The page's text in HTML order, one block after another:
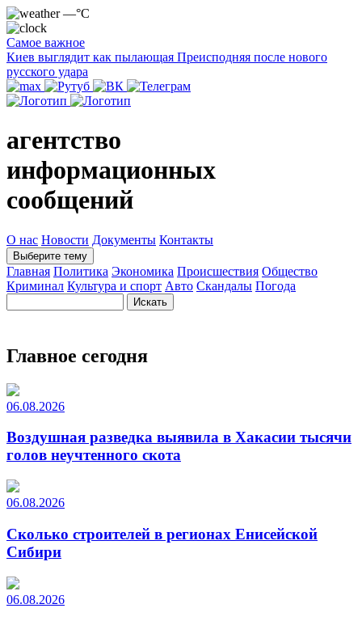
—°C
Самое важное
Киев выглядит как пылающая Преисподняя после нового
русского удара
агентство
информационных
сообщений
О нас Новости Документы Контакты
Выберите тему
Главная Политика Экономика Происшествия Общество
Криминал Культура и спорт Авто Скандалы Погода
Главное сегодня
06.08.2026
Воздушная разведка выявила в Хакасии тысячи
голов неучтенного скота
06.08.2026
Сколько строителей в регионах Енисейской
Сибири
06.08.2026